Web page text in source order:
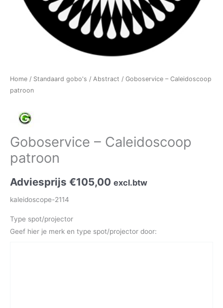
Home / Standaard gobo's / Abstract / Goboservice – Caleidoscoop
patroon
Goboservice – Caleidoscoop
patroon
Adviesprijs €105,00 excl.btw
kaleidoscope-2114
Type spot/projector
Geef hier je merk en type spot/projector door: